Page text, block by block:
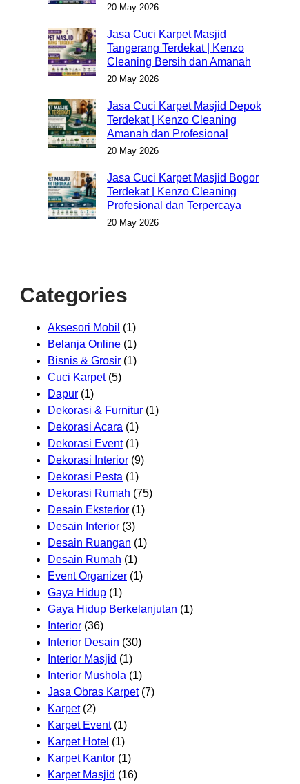
20 May 2026
Jasa Cuci Karpet Masjid
Tangerang Terdekat | Kenzo
Cleaning Bersih dan Amanah
20 May 2026
Jasa Cuci Karpet Masjid Depok
Terdekat | Kenzo Cleaning
Amanah dan Profesional
20 May 2026
Jasa Cuci Karpet Masjid Bogor
Terdekat | Kenzo Cleaning
Profesional dan Terpercaya
20 May 2026
Categories
Aksesori Mobil (1)
Belanja Online (1)
Bisnis & Grosir (1)
Cuci Karpet(5)
Dapur (1)
Dekorasi & Furnitur (1)
Dekorasi Acara (1)
Dekorasi Event(1)
Dekorasi Interior (9)
Dekorasi Pesta (1)
Dekorasi Rumah (75)
Desain Eksterior (1)
Desain Interior (3)
Desain Ruangan (1)
Desain Rumah (1)
Event Organizer (1)
Gaya Hidup (1)
Gaya Hidup Berkelanjutan (1)
Interior (36)
Interior Desain (30)
Interior Masjid (1)
Interior Mushola (1)
Jasa Obras Karpet(7)
Karpet(2)
Karpet Event(1)
Karpet Hotel (1)
Karpet Kantor (1)
Karpet Masjid (16)